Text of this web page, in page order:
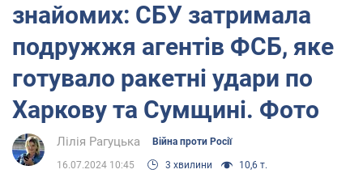
знайомих: СБУ затримала
подружжя агентів ФСБ, яке
готувало ракетні удари по
Харкову та Сумщині. Фото
Лілія Рагуцька Війна проти Росії
16.07.2024 10:45 3 хвилини 10,6 т.